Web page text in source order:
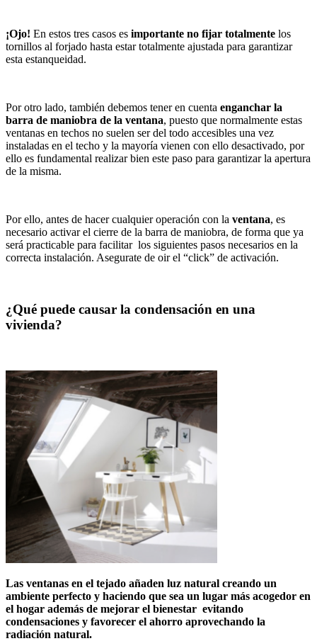
¡Ojo! En estos tres casos es importante no fijar totalmente los
tornillos al forjado hasta estar totalmente ajustada para garantizar
esta estanqueidad.
Por otro lado, también debemos tener en cuenta enganchar la
barra de maniobra de la ventana, puesto que normalmente estas
ventanas en techos no suelen ser del todo accesibles una vez
instaladas en el techo y la mayoría vienen con ello desactivado, por
ello es fundamental realizar bien este paso para garantizar la apertura
de la misma.
Por ello, antes de hacer cualquier operación con la ventana, es
necesario activar el cierre de la barra de maniobra, de forma que ya
será practicable para facilitar los siguientes pasos necesarios en la
correcta instalación. Asegurate de oir el “click” de activación.
¿Qué puede causar la condensación en una
vivienda?
Las ventanas en el tejado añaden luz natural creando un
ambiente perfecto y haciendo que sea un lugar más acogedor en
el hogar además de mejorar el bienestar evitando
condensaciones y favorecer el ahorro aprovechando la
radiación natural.